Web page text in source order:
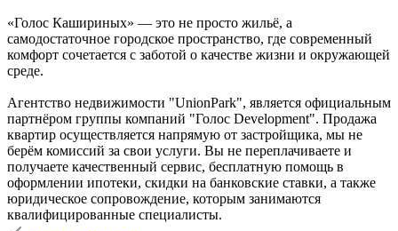
«Голос Кашириных» — это не просто жильё, а
самодостаточное городское пространство, где современный
комфорт сочетается с заботой о качестве жизни и окружающей
среде.
Агентство недвижимости "UnionPark", является официальным
партнёром группы компаний "Голос Development". Продажа
квартир осуществляется напрямую от застройщика, мы не
берём комиссий за свои услуги. Вы не переплачиваете и
получаете качественный сервис, бесплатную помощь в
оформлении ипотеки, скидки на банковские ставки, а также
юридическое сопровождение, которым занимаются
квалифицированные специалисты.